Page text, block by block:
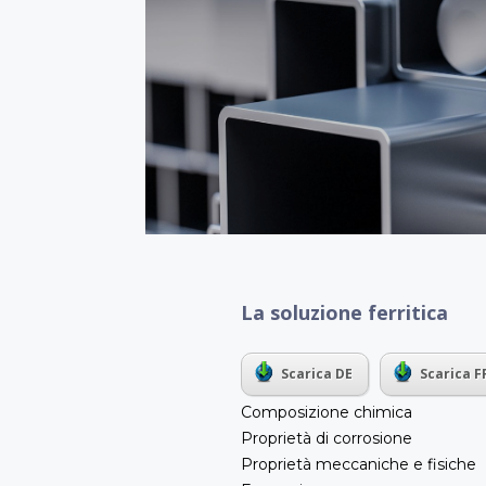
La soluzione ferritica
Scarica DE Scarica
Composizione chimica
Proprietà di corrosione
Proprietà meccaniche e fisiche